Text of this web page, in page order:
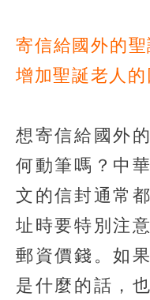
寄信給國外的
增加聖誕老人的
想寄信給國外
何動筆嗎？中
文的信封通常
址時要特別注
郵資價錢。如
是什麼的話，